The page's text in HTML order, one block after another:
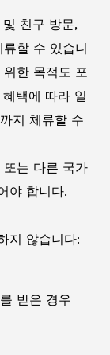
친구 방문,
할 수 있습니
한 목적도 포
택에 따라 일
지 체류할 수
는 다른 국가
야 합니다.
지 않습니다:
받은 경우